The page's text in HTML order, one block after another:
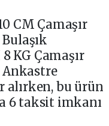
CM Çamaşır
KG Çamaşır
Ankastre
alırken, bu ürün
6 taksit imkanı